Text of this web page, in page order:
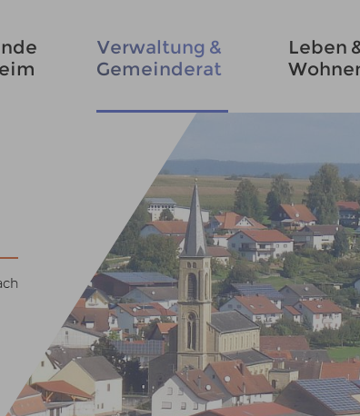
Verwaltung &
Gemeinderat
Leben